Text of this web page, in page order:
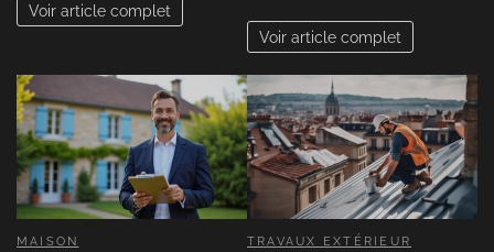
Voir article complet
Voir article complet
MAISON TRAVAUX EXTÉRIEUR